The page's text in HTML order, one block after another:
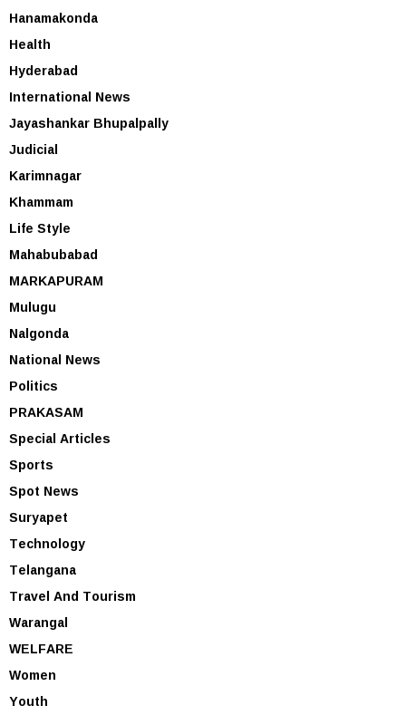
Hanamakonda
Health
Hyderabad
International News
Jayashankar Bhupalpally
Judicial
Karimnagar
Khammam
Life Style
Mahabubabad
MARKAPURAM
Mulugu
Nalgonda
National News
Politics
PRAKASAM
Special Articles
Sports
Spot News
Suryapet
Technology
Telangana
Travel And Tourism
Warangal
WELFARE
Women
Youth